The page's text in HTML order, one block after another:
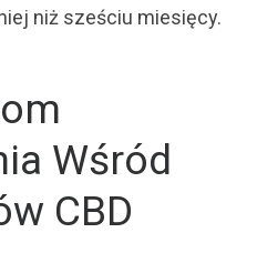
niż sześciu miesięcy.
Wśród
CBD